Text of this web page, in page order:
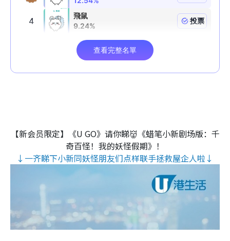
【新会员限定】《U GO》请你睇👹《蜡笔小新剧场版：千
奇百怪！我的妖怪假期》！
↓一齐睇下小新同妖怪朋友们点样联手拯救屋企人啦↓